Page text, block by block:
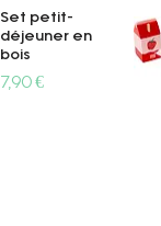
Set petit-
déjeuner en
bois
Prix
7,90 €